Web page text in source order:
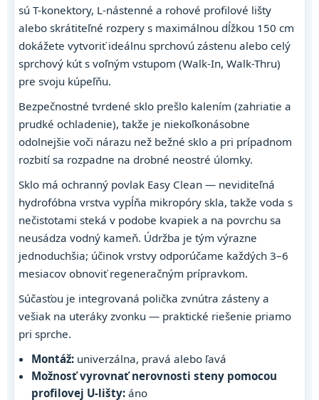
sú T-konektory, L-nástenné a rohové profilové lišty
alebo skrátiteľné rozpery s maximálnou dĺžkou 150 cm
dokážete vytvoriť ideálnu sprchovú zástenu alebo celý
sprchový kút s voľným vstupom (Walk-In, Walk-Thru)
pre svoju kúpeľňu.
Bezpečnostné tvrdené sklo prešlo kalením (zahriatie a
prudké ochladenie), takže je niekoľkonásobne
odolnejšie voči nárazu než bežné sklo a pri prípadnom
rozbití sa rozpadne na drobné neostré úlomky.
Sklo má ochranný povlak Easy Clean — neviditeľná
hydrofóbna vrstva vypĺňa mikropóry skla, takže voda s
nečistotami steká v podobe kvapiek a na povrchu sa
neusádza vodný kameň. Údržba je tým výrazne
jednoduchšia; účinok vrstvy odporúčame každých 3–6
mesiacov obnoviť regeneračným prípravkom.
Súčasťou je integrovaná polička zvnútra zásteny a
vešiak na uteráky zvonku — praktické riešenie priamo
pri sprche.
Montáž: univerzálna, pravá alebo ľavá
Možnosť vyrovnať nerovnosti steny pomocou
profilovej U-lišty: áno